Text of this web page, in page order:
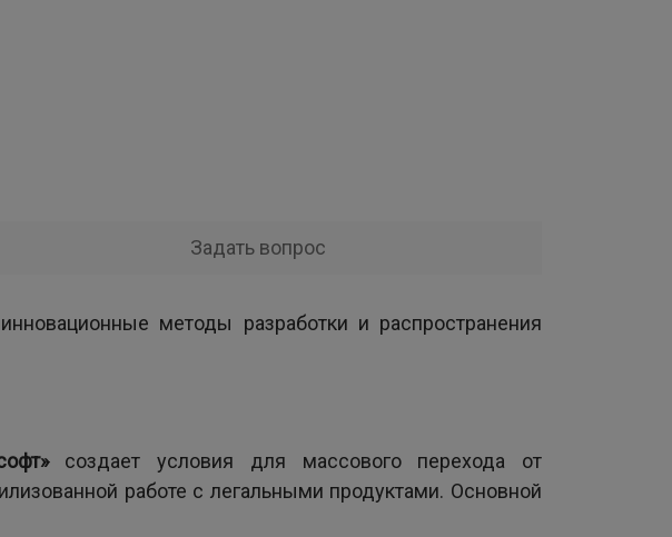
Задать вопрос
методы разработки и распространения
создает условия для массового перехода от
работе с легальными продуктами. Основной